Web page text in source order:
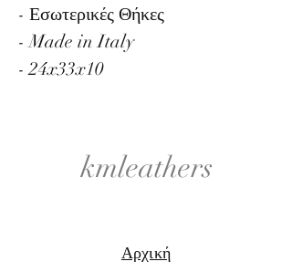
- Εσωτερικές Θήκες
- Made in Italy
- 24x33x10
kmleathers
Αρχική